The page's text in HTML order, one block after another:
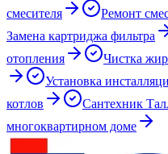
смесителя
Ремонт
Замена картриджа фильтра
отопления
Чистка
Установка
котлов
Сантехник
многоквартирном доме